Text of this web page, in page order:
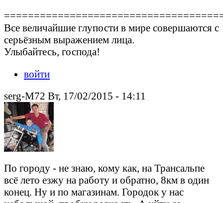
Все величайшие глупости в мире совершаются с
серьёзным выражением лица.
Улыбайтесь, господа!
войти
serg-M72 Вт, 17/02/2015 - 14:11
По городу - не знаю, кому как, на Трансальпе
всё лето езжу на работу и обратно, 8км в один
конец. Ну и по магазинам. Городок у нас